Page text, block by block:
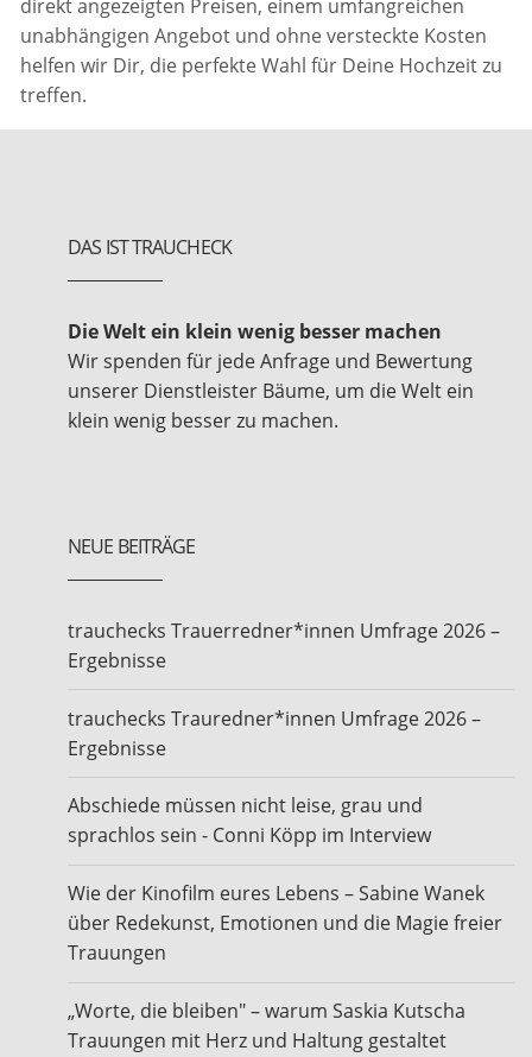
direkt angezeigten Preisen, einem umfangreichen
unabhängigen Angebot und ohne versteckte Kosten
helfen wir Dir, die perfekte Wahl für Deine Hochzeit zu
treffen.
DAS IST TRAUCHECK
Die Welt ein klein wenig besser machen
Wir spenden für jede Anfrage und Bewertung
unserer Dienstleister Bäume, um die Welt ein
klein wenig besser zu machen.
NEUE BEITRÄGE
trauchecks Trauerredner*innen Umfrage 2026 –
Ergebnisse
trauchecks Trauredner*innen Umfrage 2026 –
Ergebnisse
Abschiede müssen nicht leise, grau und
sprachlos sein - Conni Köpp im Interview
Wie der Kinofilm eures Lebens – Sabine Wanek
über Redekunst, Emotionen und die Magie freier
Trauungen
„Worte, die bleiben" – warum Saskia Kutscha
Trauungen mit Herz und Haltung gestaltet